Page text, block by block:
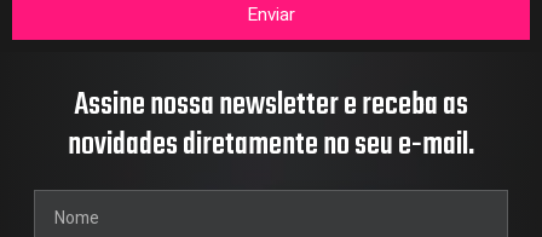
Enviar
Assine nossa newsletter e receba as
novidades diretamente no seu e-mail.